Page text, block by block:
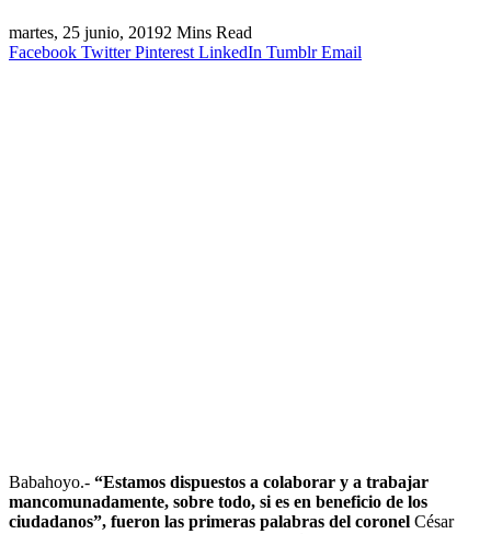
martes, 25 junio, 20192 Mins Read
Facebook Twitter Pinterest LinkedIn Tumblr Email
Babahoyo.- “Estamos dispuestos a colaborar y a trabajar
mancomunadamente, sobre todo, si es en beneficio de los
ciudadanos”, fueron las primeras palabras del coronel César